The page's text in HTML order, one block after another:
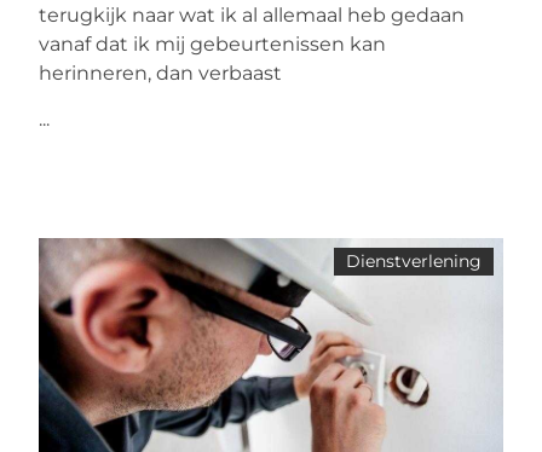
terugkijk naar wat ik al allemaal heb gedaan
vanaf dat ik mij gebeurtenissen kan
herinneren, dan verbaast
...
Dienstverlening